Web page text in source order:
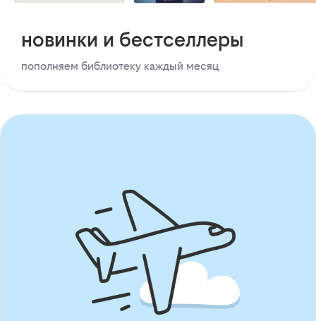
новинки и бестселлеры
пополняем библиотеку каждый месяц